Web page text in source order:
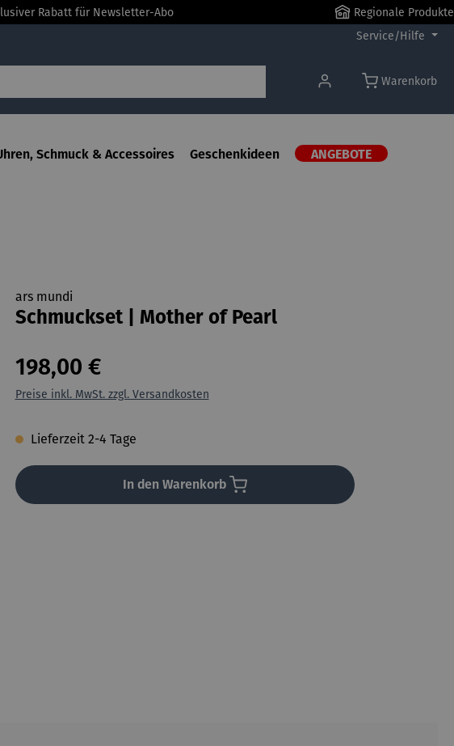
Rabatt für Newsletter-Abo
Regionale Produkte
Service/Hilfe
Warenkorb
Schmuck & Accessoires Geschenkideen ANGEBOTE
ars mundi
Schmuckset | Mother of Pearl
198,00 €
Preise inkl. MwSt. zzgl. Versandkosten
Lieferzeit 2-4 Tage
In den Warenkorb